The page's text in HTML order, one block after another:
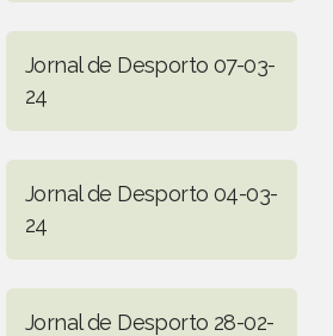
Jornal de Desporto 07-03-
24
Jornal de Desporto 04-03-
24
Jornal de Desporto 28-02-